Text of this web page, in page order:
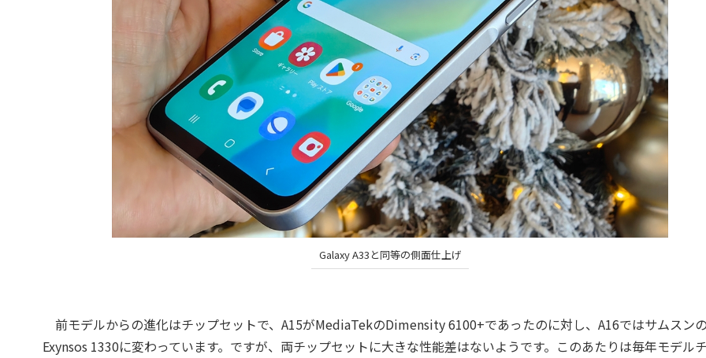
Galaxy A33と同等の側面仕上げ
前モデルからの進化はチップセットで、A15がMediaTekのDimensity 6100+であったのに対し、A16ではサムスン
Exynsos 1330に変わっています。ですが、両チップセットに大きな性能差はないようです。このあたりは毎年モデル